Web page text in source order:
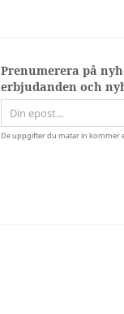
Prenumerera på
erbjudanden och
De uppgifter du matar in kommer